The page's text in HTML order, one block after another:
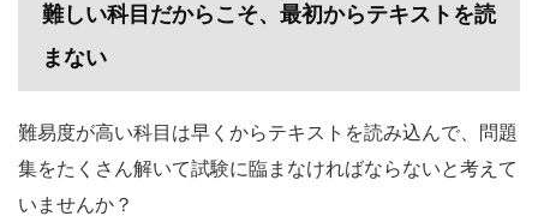
難しい科目だからこそ、最初からテキストを読
まない
難易度が高い科目は早くからテキストを読み込んで、問題
集をたくさん解いて試験に臨まなければならないと考えて
いませんか？